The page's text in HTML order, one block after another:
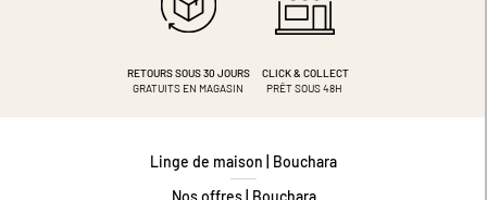
RETOURS SOUS 30 JOURS
GRATUITS EN MAGASIN
CLICK & COLLECT
PRÊT SOUS 48H
Linge de maison | Bouchara
Nos offres | Bouchara